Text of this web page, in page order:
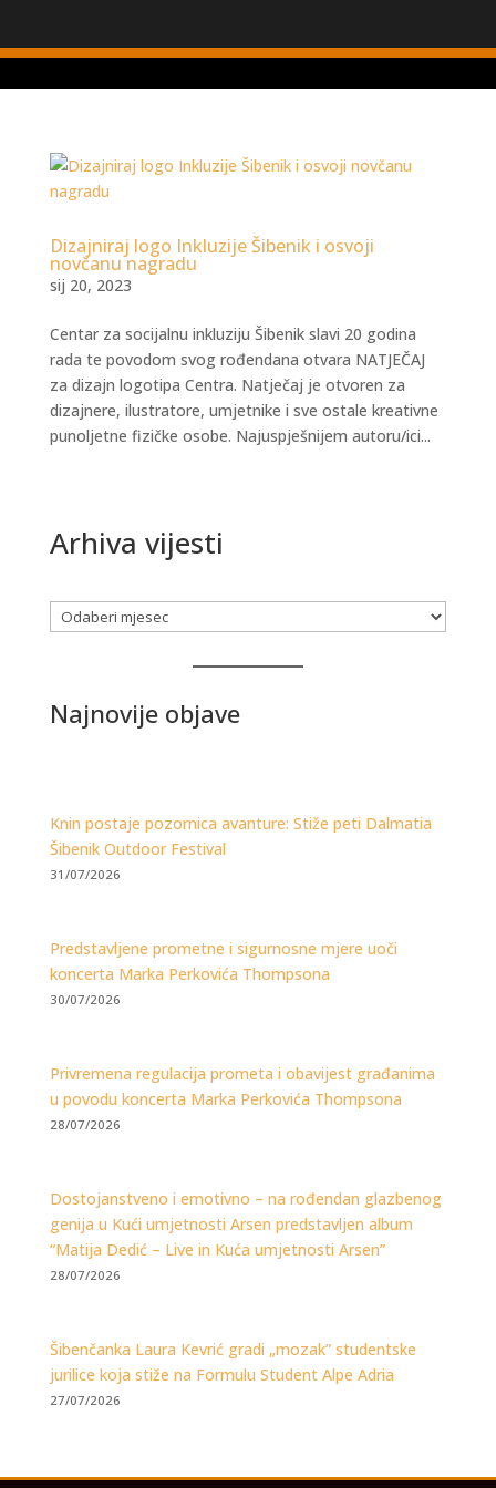
Dizajniraj logo Inkluzije Šibenik i osvoji
novčanu nagradu
sij 20, 2023
Centar za socijalnu inkluziju Šibenik slavi 20 godina
rada te povodom svog rođendana otvara NATJEČAJ
za dizajn logotipa Centra. Natječaj je otvoren za
dizajnere, ilustratore, umjetnike i sve ostale kreativne
punoljetne fizičke osobe. Najuspješnijem autoru/ici...
Arhiva vijesti
Arhiva
Najnovije objave
Knin postaje pozornica avanture: Stiže peti Dalmatia
Šibenik Outdoor Festival
31/07/2026
Predstavljene prometne i sigurnosne mjere uoči
koncerta Marka Perkovića Thompsona
30/07/2026
Privremena regulacija prometa i obavijest građanima
u povodu koncerta Marka Perkovića Thompsona
28/07/2026
Dostojanstveno i emotivno – na rođendan glazbenog
genija u Kući umjetnosti Arsen predstavljen album
“Matija Dedić – Live in Kuća umjetnosti Arsen”
28/07/2026
Šibenčanka Laura Kevrić gradi „mozak” studentske
jurilice koja stiže na Formulu Student Alpe Adria
27/07/2026